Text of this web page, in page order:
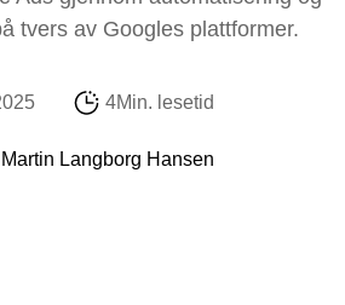
tvers av Googles plattformer.
4Min. lesetid
Martin Langborg Hansen